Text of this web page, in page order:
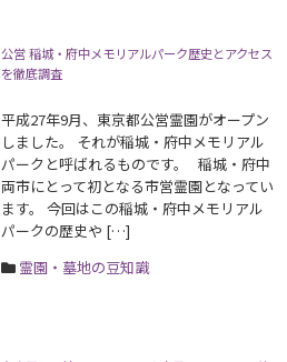
公営 稲城・府中メモリアルパーク歴史とアクセス
を徹底調査
平成27年9月、東京都公営霊園がオープン
しました。 それが稲城・府中メモリアル
パークと呼ばれるものです。 稲城・府中
両市にとって初となる市営霊園となってい
ます。 今回はこの稲城・府中メモリアル
パークの歴史や […]
霊園・墓地の豆知識